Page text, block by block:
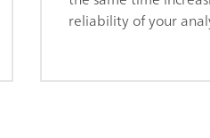
reliability of your